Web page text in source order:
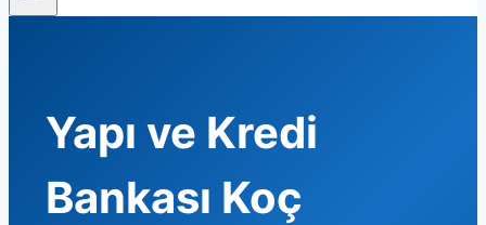
Yapı ve Kredi
Bankası Koç